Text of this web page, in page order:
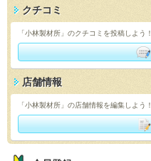
クチコミ
「小林製材所」のクチコミを投稿しよう！
店舗情報
「小林製材所」の店舗情報を編集しよう！